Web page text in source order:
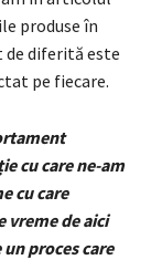
produse în
diferită este
pe fiecare.
cu care ne-am
cu care
vreme de aici
proces care